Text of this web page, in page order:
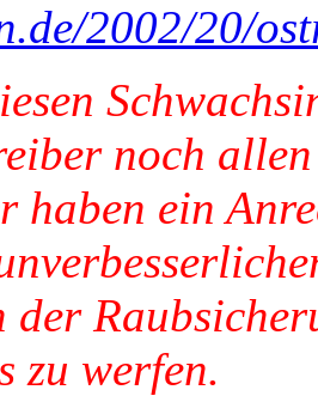
2002/20/
noch
haben ein
der
zu werfen.